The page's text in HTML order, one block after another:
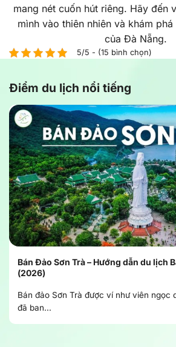
mang nét cuốn hút riêng. Hãy đến
mình vào thiên nhiên và khám
của Đà Nẵng.
5/5 - (15 bình chọn)
Điểm du lịch nổi tiếng
Bán Đảo Sơn Trà – Hướng dẫn du lịch
(2026)
Bán đảo Sơn Trà được ví như viên ngọc
đã ban...